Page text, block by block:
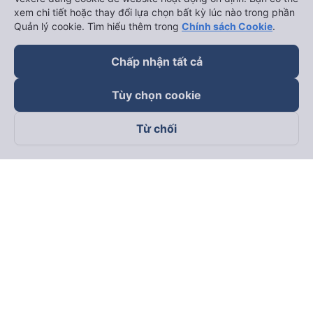
Theo dõi chúng tôi trên
xem chi tiết hoặc thay đổi lựa chọn bất kỳ lúc nào trong phần
Quản lý cookie. Tìm hiểu thêm trong Chính sách Cookie.
Chấp nhận tất cả
Tùy chọn cookie
Từ chối